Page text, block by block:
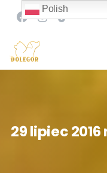
29lipiec2016
Polish